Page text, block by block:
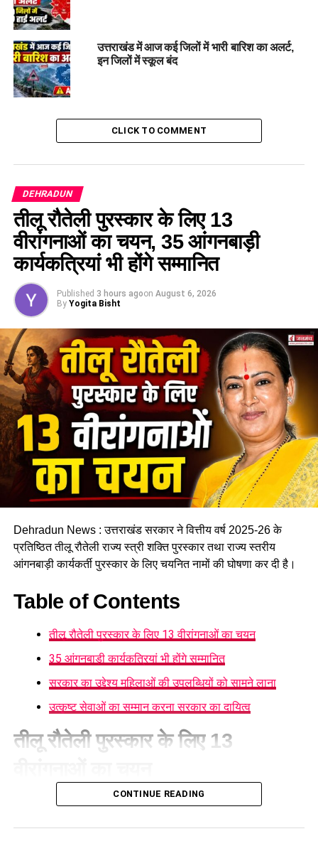
RELATED TOPICS:
TEMPERATURE RISE
UP NEXT
23 जनवरी को प्रदेशभर में निकाय चुनाव , सरकारी व गैर सरकारी
संस्थानों में सवेतन सार्वजनिक अवकाश घोषित….
कोटाबाग में तेज रफ्तार कार का कहर , तीन किशोरियों को रौंदा, एक
की मौत, चालक गिरफ्तार…..
उत्तराखंड में आज कई जिलों में भारी बारिश का अलर्ट,
इन जिलों में स्कूल बंद
CLICK TO COMMENT
DEHRADUN
तीलू रौतेली पुरस्कार के लिए 13
वीरांगनाओं का चयन, 35 आंगनबाड़ी
कार्यकत्रियां भी होंगे सम्मानित
Published 3 hours agoon August 6, 2026
By Yogita Bisht
Dehradun News : उत्तराखंड सरकार ने वित्तीय वर्ष 2025-26 के
प्रतिष्ठित तीलू रौतेली राज्य स्त्री शक्ति पुरस्कार तथा राज्य स्तरीय
आंगनबाड़ी कार्यकर्ती पुरस्कार के लिए चयनित नामों की घोषणा कर दी है।
Table of Contents
तीलू रौतेली पुरस्कार के लिए 13 वीरांगनाओं का चयन
35 आंगनबाड़ी कार्यकत्रियां भी होंगे सम्मानित
सरकार का उद्देश्य महिलाओं की उपलब्धियों को सामने लाना
उत्कृष्ट सेवाओं का सम्मान करना सरकार का दायित्व
तीलू रौतेली पुरस्कार के लिए 13
महिला सशक्तीकरण एवं बाल विकास विभागकी ओर से जारी सूची के
CONTINUE READING